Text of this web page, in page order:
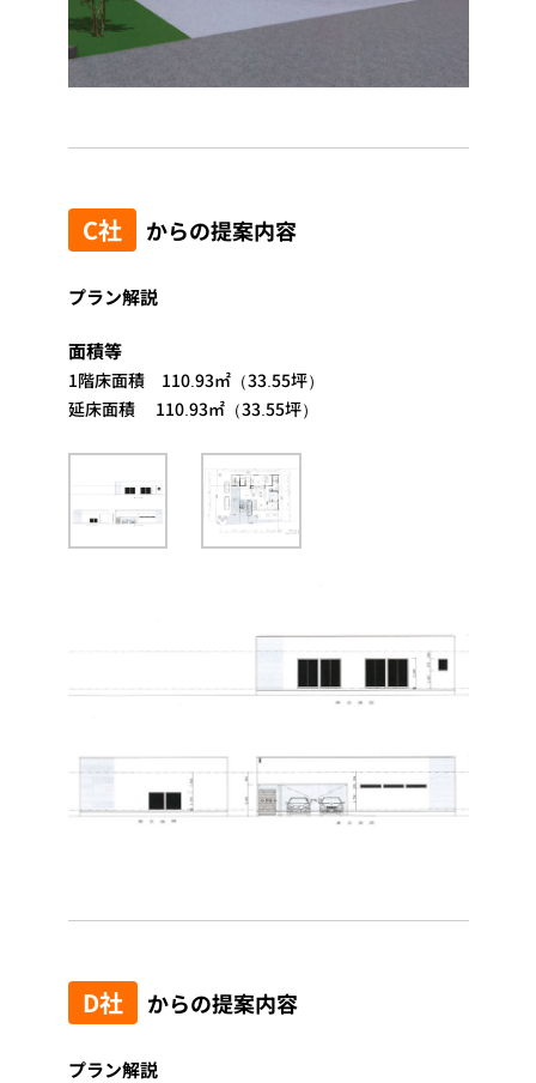
C社 からの提案内容
プラン解説
面積等
1階床面積 110.93㎡（33.55坪）
延床面積 110.93㎡（33.55坪）
D社 からの提案内容
プラン解説